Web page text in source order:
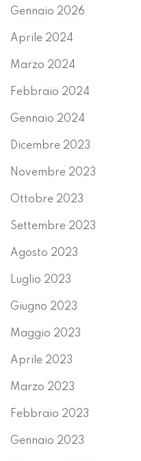
Gennaio 2026
Aprile 2024
Marzo 2024
Febbraio 2024
Gennaio 2024
Dicembre 2023
Novembre 2023
Ottobre 2023
Settembre 2023
Agosto 2023
Luglio 2023
Giugno 2023
Maggio 2023
Aprile 2023
Marzo 2023
Febbraio 2023
Gennaio 2023